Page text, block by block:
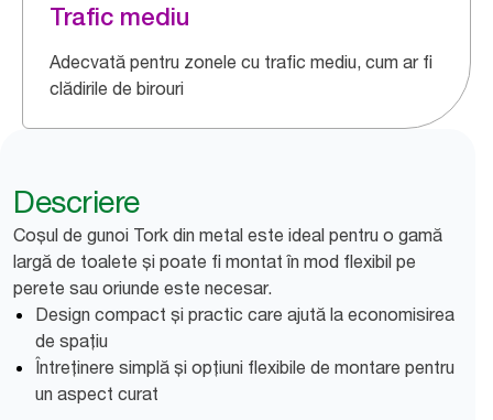
Trafic mediu
Adecvată pentru zonele cu trafic mediu, cum ar fi
clădirile de birouri
Descriere
Coșul de gunoi Tork din metal este ideal pentru o gamă
largă de toalete și poate fi montat în mod flexibil pe
perete sau oriunde este necesar.
Design compact și practic care ajută la economisirea
de spațiu
Întreținere simplă și opțiuni flexibile de montare pentru
un aspect curat